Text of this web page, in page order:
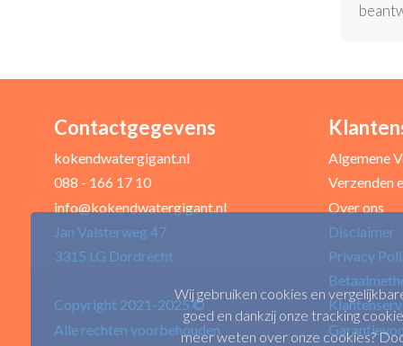
Contactgegevens
kokendwatergigant.nl
088 - 166 17 10
info@kokendwatergigant.nl
Jan Valsterweg 47
3315 LG Dordrecht
Copyright 2021-2025 ©
Alle rechten voorbehouden
Algemene
Verzenden
Over ons
Disclaimer
Privacy
Wij gebruiken cookies en
goed en dankzij onze tracking
meer weten over onze cookies?